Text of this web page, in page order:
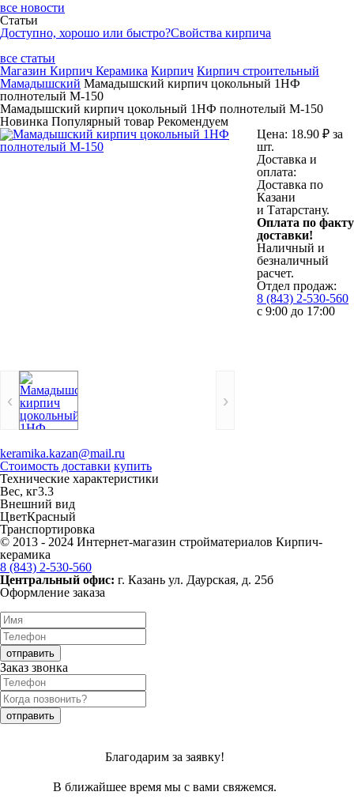
все новости
Статьи
Доступно, хорошо или быстро?Свойства кирпича
все статьи
Магазин Кирпич Керамика Кирпич Кирпич строительный
Мамадышский Мамадышский кирпич цокольный 1НФ
полнотелый М-150
Мамадышский кирпич цокольный 1НФ полнотелый М-150
Новинка Популярный товар Рекомендуем
‹ ›
Цена: 18.90 ₽ за
шт.
Доставка и
оплата:
Доставка по
Казани
и Татарстану.
Оплата по факту
доставки!
Наличный и
безналичный
расчет.
Отдел продаж:
8 (843) 2-530-560
с 9:00 до 17:00
keramika.kazan@mail.ru
Стоимость доставки купить
Технические характеристики
Вес, кг3.3
Внешний вид
ЦветКрасный
Транспортировка
© 2013 - 2024 Интернет-магазин стройматериалов Кирпич-
керамика
8 (843) 2-530-560
Центральный офис: г. Казань ул. Даурская, д. 25б
Оформление заказа
Заказ звонка
Благодарим за заявку!
В ближайшее время мы с вами свяжемся.